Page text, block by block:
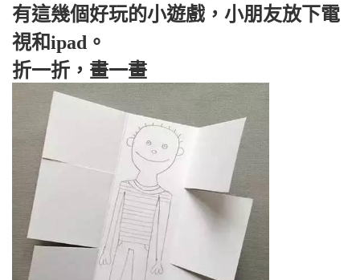
有這幾個好玩的小遊戲，小朋友放下電
視和ipad。
折一折，畫一畫